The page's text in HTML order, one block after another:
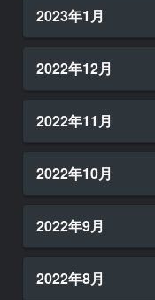
2023年1月
2022年12月
2022年11月
2022年10月
2022年9月
2022年8月